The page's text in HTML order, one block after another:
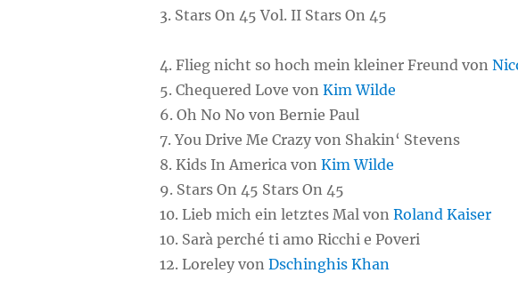
3. Stars On 45 Vol. II Stars On 45
4. Flieg nicht so hoch mein kleiner Freund von
5. Chequered Love vonKim Wilde
6. Oh No No von Bernie Paul
7. You Drive Me Crazy von Shakin‘ Stevens
8. Kids In America vonKim Wilde
9. Stars On 45 Stars On 45
10. Lieb mich ein letztes Mal vonRoland Kaiser
10. Sarà perché ti amo Ricchi e Poveri
12. Loreley vonDschinghis Khan